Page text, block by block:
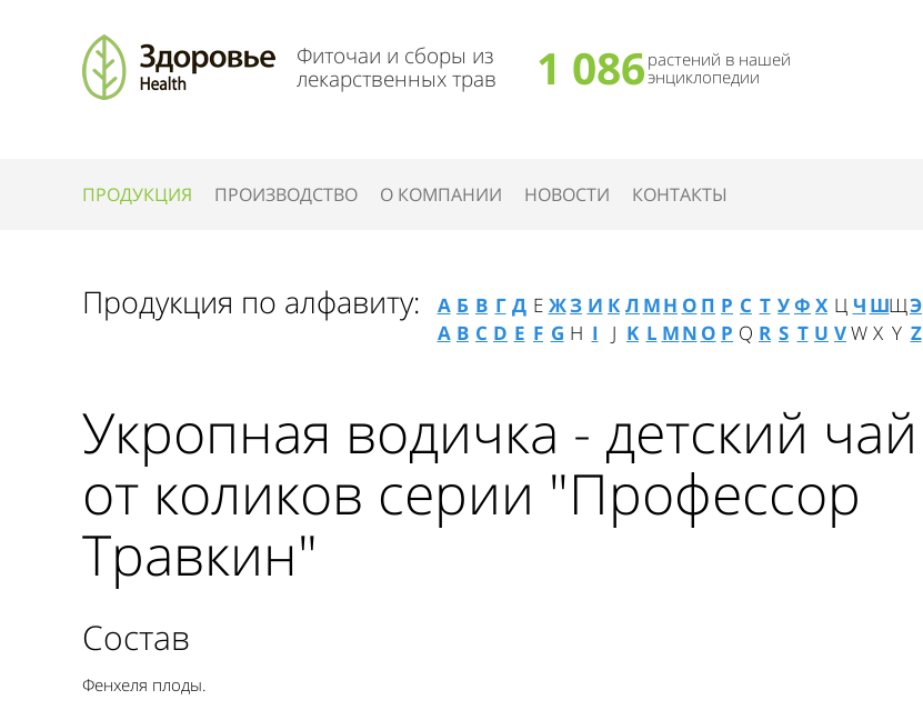
Фиточаи и сборы из
лекарственных трав
1 086 растений в нашей
энциклопедии
ПРОДУКЦИЯ ПРОИЗВОДСТВО О КОМПАНИИ НОВОСТИ КОНТАКТЫ
Продукция по алфавиту: А Б В Г Д Е ЖЗ И К Л МН О П Р С Т УФ Х Ц Ч ШЩЭ
A B C D E F G H I J K L MN O P Q R S T U VW X Y Z
Укропная водичка - детский чай
от коликов серии "Профессор
Травкин"
Состав
Фенхеля плоды.